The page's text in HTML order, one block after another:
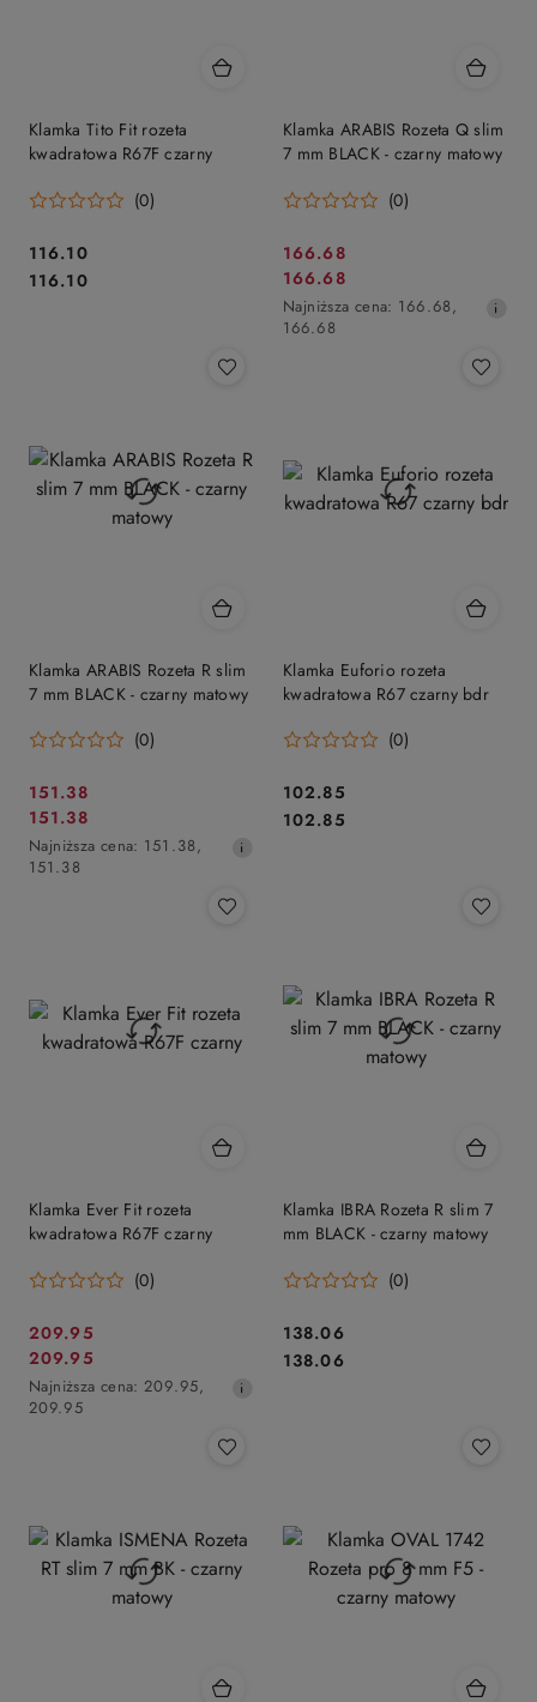
Klamka Tito Fit rozeta
kwadratowa R67F czarny
(0)
Cena:
116.10
Cena:
116.10
Klamka ARABIS Rozeta Q slim
7 mm BLACK - czarny matowy
(0)
Cena
promocyjna:
166.68
Cena
promocyjna:
166.68
Najniższa
cena
Najniższa cena: 166.68,
166.68
Klamka ARABIS Rozeta R slim
7 mm BLACK - czarny matowy
(0)
Cena
promocyjna:
151.38
Cena
promocyjna:
151.38
Najniższa
cena
Najniższa cena: 151.38,
151.38
Klamka Euforio rozeta
kwadratowa R67 czarny bdr
(0)
Cena:
102.85
Cena:
102.85
Klamka Ever Fit rozeta
kwadratowa R67F czarny
(0)
Cena
promocyjna:
209.95
Cena
promocyjna:
209.95
Najniższa
cena
Najniższa cena: 209.95,
209.95
Klamka IBRA Rozeta R slim 7
mm BLACK - czarny matowy
(0)
Cena:
138.06
Cena:
138.06